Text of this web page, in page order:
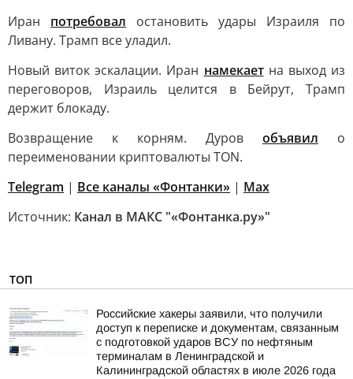
Иран потребовал остановить удары Израиля по
Ливану. Трамп все уладил.
Новый виток эскалации. Иран намекаетна выход из
переговоров, Израиль целится в Бейрут, Трамп
держит блокаду.
Возвращение к корням. Дуров объявил о
переименовании криптовалюты TON.
Telegram | Все каналы «Фонтанки» | Max
Источник: Канал в МАКС "«Фонтанка.ру»"
ТОП
Российские хакеры заявили, что получили
доступ к переписке и документам, связанным
с подготовкой ударов ВСУ по нефтяным
терминалам в Ленинградской и
Калининградской областях в июле 2026 года